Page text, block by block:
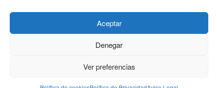
Aceptar
Denegar
Ver preferencias
Política de Privacidad